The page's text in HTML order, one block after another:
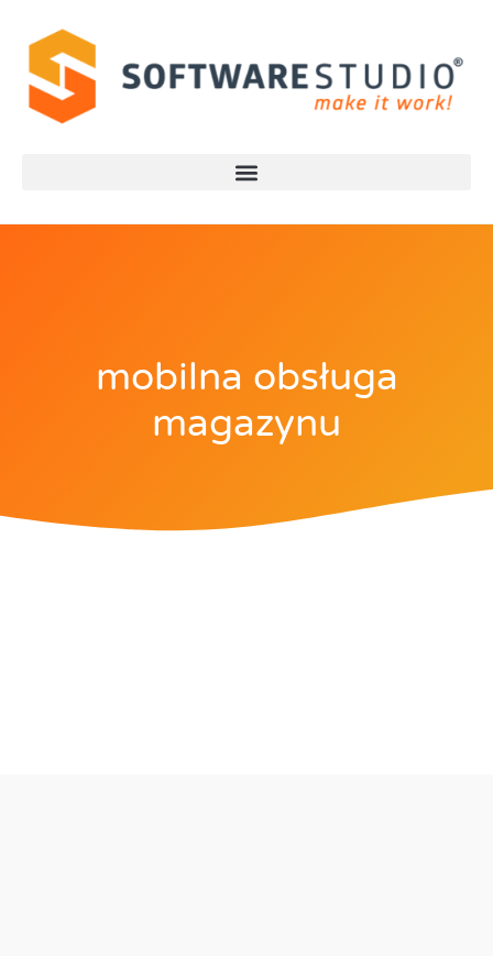
mobilna obsługa
magazynu